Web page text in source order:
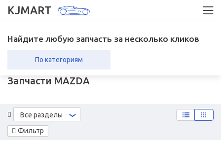
KJMART
Найдите любую запчасть за несколько кликов
По категориям
Запчасти MAZDA
Фильтр
Все разделы